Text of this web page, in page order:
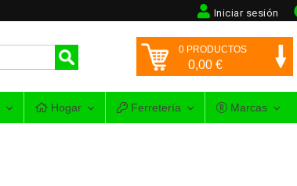
Iniciar sesión
0 PRODUCTOS
0,00 €
Hogar Ferretería Marcas